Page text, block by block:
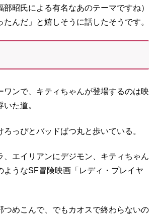
昭氏による有名なあのテーマですね）
たんだ」と嬉しそうに話したそうです。
ワンで、キティちゃんが登場するのは映
た道。
っぴとバッドばつ丸と歩いている。
、エイリアンにデジモン、キティちゃん
ようなSF冒険映画「レディ・プレイヤ
つめこんで、でもカオスで終わらないの